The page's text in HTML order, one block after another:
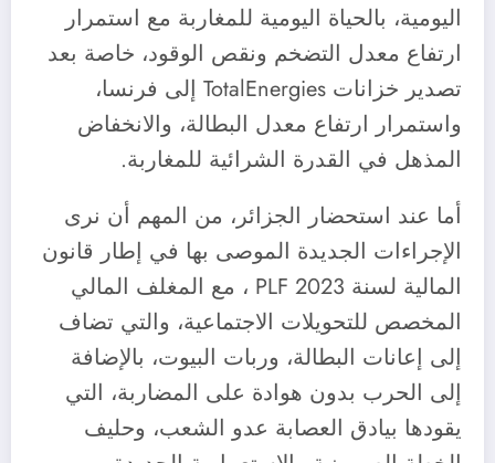
اليومية، بالحياة اليومية للمغاربة مع استمرار
ارتفاع معدل التضخم ونقص الوقود، خاصة بعد
تصدير خزانات TotalEnergies إلى فرنسا،
واستمرار ارتفاع معدل البطالة، والانخفاض
المذهل في القدرة الشرائية للمغاربة.
أما عند استحضار الجزائر، من المهم أن نرى
الإجراءات الجديدة الموصى بها في إطار قانون
المالية لسنة PLF 2023 ، مع المغلف المالي
المخصص للتحويلات الاجتماعية، والتي تضاف
إلى إعانات البطالة، وربات البيوت، بالإضافة
إلى الحرب بدون هوادة على المضاربة، التي
يقودها بيادق العصابة عدو الشعب، وحليف